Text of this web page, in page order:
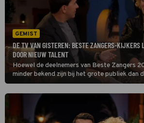
GEMIST
DE TV VAN GISTEREN: BESTE ZANGERS-KIJKERS
DOOR NIEUW TALENT
Hoewel de deelnemers van Beste Zangers
minder bekend zijn bij het grote publiek dan
jaar, maakt dat voor de kijkers niets uit. Zij
alsnog met volle teugen.